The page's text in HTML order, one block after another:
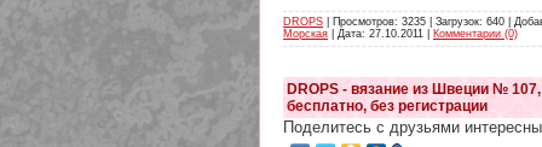
DROPS | Просмотров: 3235 | Загрузок: 640 |
Морская | Дата: 27.10.2011 Комментарии (0)
DROPS - вязание из Швеции № 107,
бесплатно, без регистрации
Поделитесь с друзьями